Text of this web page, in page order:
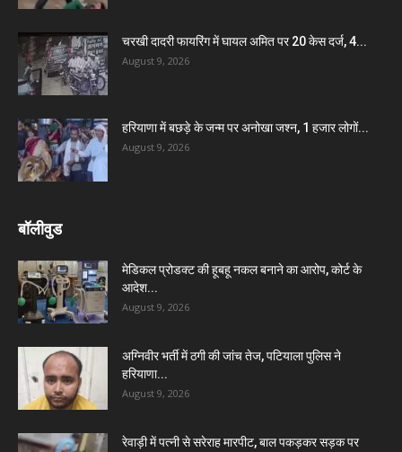
चरखी दादरी फायरिंग में घायल अमित पर 20 केस दर्ज, 4...
August 9, 2026
हरियाणा में बछड़े के जन्म पर अनोखा जश्न, 1 हजार लोगों...
August 9, 2026
बॉलीवुड
मेडिकल प्रोडक्ट की हूबहू नकल बनाने का आरोप, कोर्ट के
आदेश...
August 9, 2026
अग्निवीर भर्ती में ठगी की जांच तेज, पटियाला पुलिस ने
हरियाणा...
August 9, 2026
रेवाड़ी में पत्नी से सरेराह मारपीट, बाल पकड़कर सड़क पर